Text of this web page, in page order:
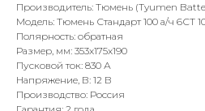
Производитель: Тюмень (Tyumen
Модель: Тюмень Стандарт 100 а/ч 6СТ
Полярность: обратная
Размер, мм: 353x175x190
Пусковой ток: 830 А
Напряжение, В: 12 В
Производство: Россия